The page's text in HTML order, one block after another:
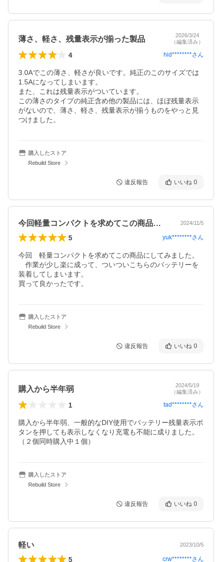
薄さ、軽さ、残量表示が揃った製品
2026/3/24
（編集済み）
4 hid********さん
3.0Aでこの薄さ、軽さが良いです。純正のこのサイズでは
1.5Aになってしまいます。
また、これは残量表示がついています。
この薄さのタイプの純正含め他の製品には、ほぼ残量表示
がないので、薄さ、軽さ、残量表示が揃うものをやっと見
つけました。
購入したストア
Rebuild Store
違反報告 いいね 0
今回軽量コンパクトを求めてこの商品にし… 2024/11/5
5 yuk********さん
今回　軽量コンパクトを求めてこの商品にしてみました。
作業が少し楽に成って、ついついこちらのバッテリーを
装着してしまいます。
買って良かったです。
購入したストア
Rebuild Store
違反報告 いいね 0
購入から半年弱
2024/5/19
（編集済み）
1 tad********さん
購入から半年弱、一般的なDIY使用でバッテリー残量表示ボ
タンを押しても表示しなくなり充電も不能に成りました。
（２個同時購入中１個）
購入したストア
Rebuild Store
違反報告 いいね 0
軽い 2023/10/5
5 crw********さん